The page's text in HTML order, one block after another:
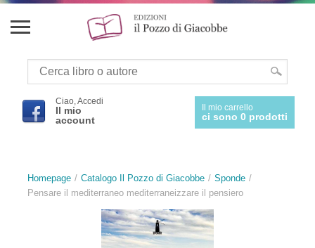
Ciao, Accedi
Il mio
account
Il mio carrello
ci sono 0 prodotti
Homepage Catalogo Il Pozzo di Giacobbe
Sponde
Pensare il mediterraneo mediterraneizzare il pensiero